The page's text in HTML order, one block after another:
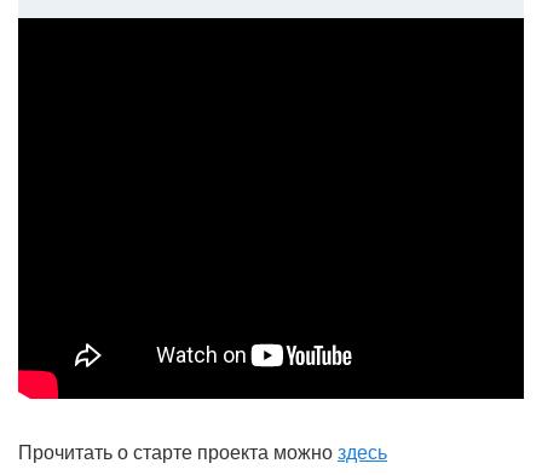
Прочитать о старте проекта можноздесь